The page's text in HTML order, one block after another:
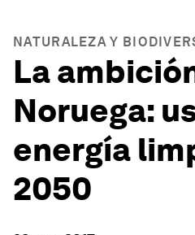
NATURALEZA Y
La
Noruega:
energía
2050